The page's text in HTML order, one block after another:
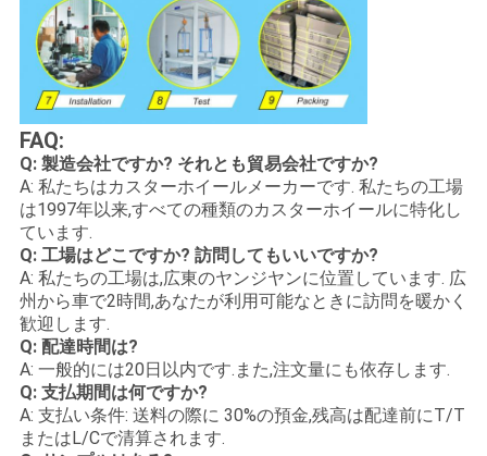
FAQ:
Q: 製造会社ですか? それとも貿易会社ですか?
A: 私たちはカスターホイールメーカーです. 私たちの工場
は1997年以来,すべての種類のカスターホイールに特化し
ています.
Q: 工場はどこですか? 訪問してもいいですか?
A: 私たちの工場は,広東のヤンジヤンに位置しています. 広
州から車で2時間,あなたが利用可能なときに訪問を暖かく
歓迎します.
Q: 配達時間は?
A: 一般的には20日以内です.また,注文量にも依存します.
Q: 支払期間は何ですか?
A: 支払い条件: 送料の際に 30%の預金,残高は配達前にT/T
またはL/Cで清算されます.